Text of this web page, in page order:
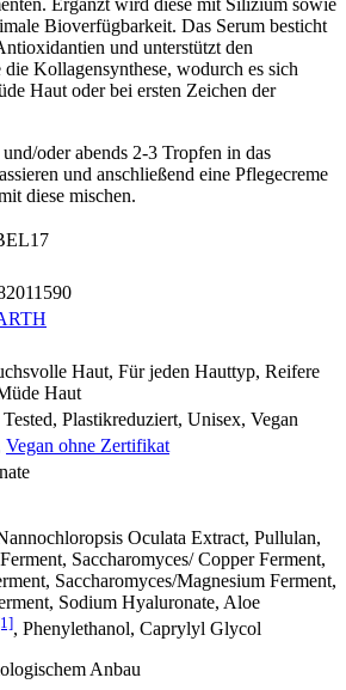
Bioverfügbarkeit. Das Serum besticht
und unterstützt den
Kollagensynthese, wodurch es sich
Haut oder bei ersten Zeichen der
oder abends 2-3 Tropfen in das
und anschließend eine Pflegecreme
diese mischen.
Haut, Für jeden Hauttyp, Reifere
Haut
Plastikreduziert, Unisex, Vegan
Vegan ohne Zertifikat
Oculata Extract, Pullulan,
Saccharomyces/ Copper Ferment,
Saccharomyces/Magnesium Ferment,
Sodium Hyaluronate, Aloe
, Phenylethanol, Caprylyl Glycol
Anbau